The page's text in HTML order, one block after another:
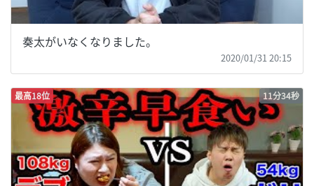
奏太がいなくなりました。
2020/01/31 20:15
最高18位 11分34秒